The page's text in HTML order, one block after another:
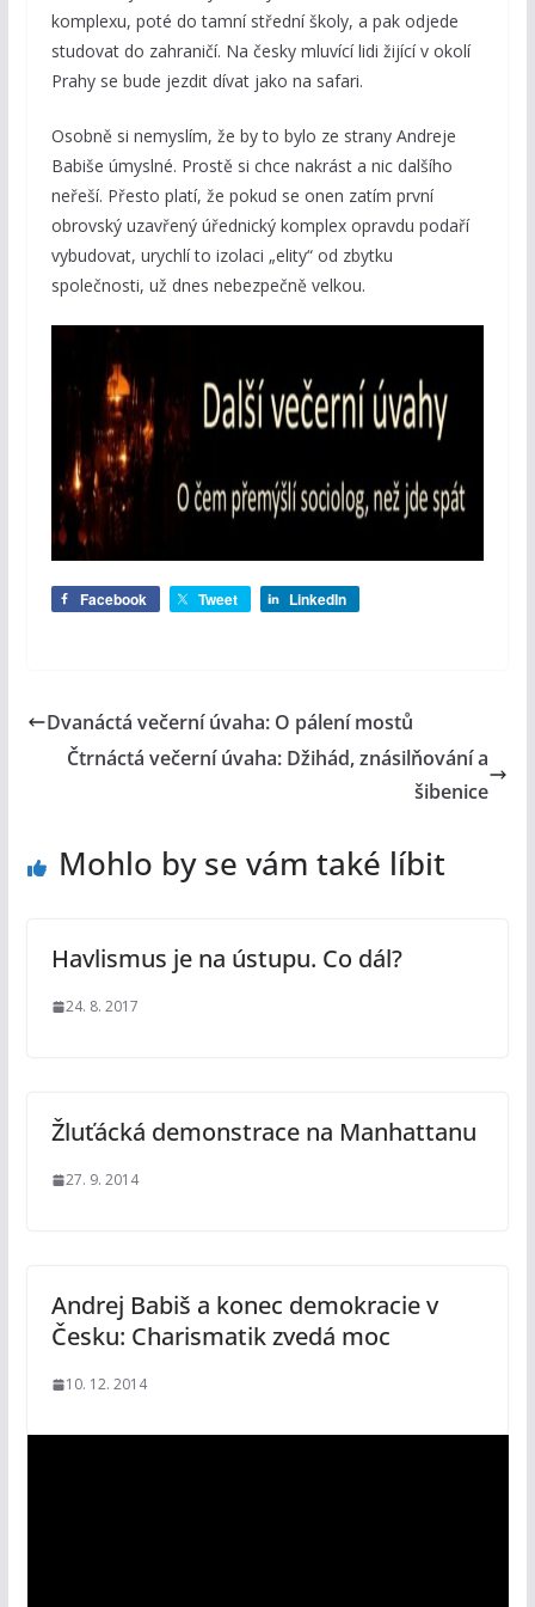
komplexu, poté do tamní střední školy, a pak odjede
studovat do zahraničí. Na česky mluvící lidi žijící v okolí
Prahy se bude jezdit dívat jako na safari.
Osobně si nemyslím, že by to bylo ze strany Andreje
Babiše úmyslné. Prostě si chce nakrást a nic dalšího
neřeší. Přesto platí, že pokud se onen zatím první
obrovský uzavřený úřednický komplex opravdu podaří
vybudovat, urychlí to izolaci „elity“ od zbytku
společnosti, už dnes nebezpečně velkou.
Facebook Tweet LinkedIn
Dvanáctá večerní úvaha: O pálení mostů
Čtrnáctá večerní úvaha: Džihád, znásilňování a
šibenice
Mohlo by se vám také líbit
Havlismus je na ústupu. Co dál?
24. 8. 2017
Žluťácká demonstrace na Manhattanu
27. 9. 2014
Andrej Babiš a konec demokracie v
Česku: Charismatik zvedá moc
10. 12. 2014